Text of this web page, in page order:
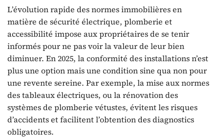
L’évolution rapide des normes immobilières en
matière de sécurité électrique, plomberie et
accessibilité impose aux propriétaires de se tenir
informés pour ne pas voir la valeur de leur bien
diminuer. En 2025, la conformité des installations n’est
plus une option mais une condition sine qua non pour
une revente sereine. Par exemple, la mise aux normes
des tableaux électriques, ou la rénovation des
systèmes de plomberie vétustes, évitent les risques
d’accidents et facilitent l’obtention des diagnostics
obligatoires.